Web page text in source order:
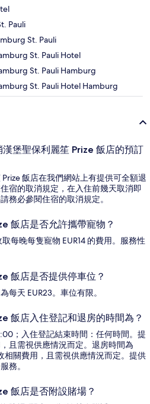
Pauli
St. Pauli
St. Pauli Hotel
St. Pauli Hamburg
St. Pauli Hotel Hamburg
堡聖保利麗笙 Prize 飯店的預訂
飯店在我們網站上有提供可全額退
宿的取消規定，在入住前幾天取消即
務必參閱住宿的取消規定。
飯店是否允許攜帶寵物？
每晚每隻寵物 EUR14 的費用。服務性
飯店是否提供停車位？
每天 EUR23。車位有限。
飯店入住登記和退房的時間為？
；入住登記結束時間：任何時間。提
且需視供應情況而定。退房時間為
相關費用，且需視供應情況而定。提供
務。
飯店是否附設賭場？